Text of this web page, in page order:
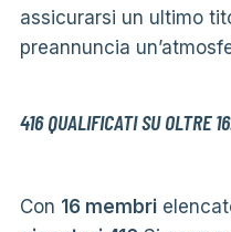
assicurarsi un ultimo
preannuncia
416 QUALIFICATI SU OLTRE
Con 16 membri